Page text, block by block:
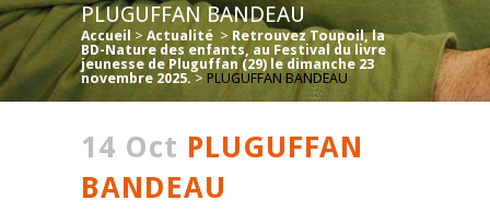
PLUGUFFAN BANDEAU
Accueil > Actualité > Retrouvez Toupoil, la
BD-Nature des enfants, au Festival du livre
jeunesse de Pluguffan (29) le dimanche 23
novembre 2025. > PLUGUFFAN BANDEAU
14 Oct PLUGUFFAN
BANDEAU